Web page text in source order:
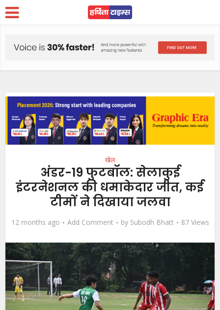
खेल
अंडर-19 फुटबॉल: सेलाकुई
इंटरनेशनल की धमाकेदार जीत, कई
टीमों ने दिखाया जलवा
12 months ago Add Comment by Subodh Bhatt 87 Views